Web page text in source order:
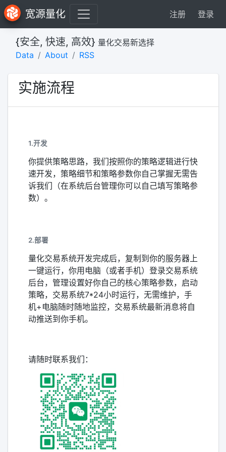
宽源量化 注册 登录
{安全, 快速, 高效} 量化交易新选择
Data
About RSS
实施流程
1.开发
你提供策略思路， 我们按照你的策略逻辑进行快
速开发， 策略细节和策略参数你自己掌握无需告
诉我们（在系统后台管理你可以自己填写策略参
数） 。
2.部署
量化交易系统开发完成后，复制到你的服务器上
一键运行，你用电脑（或者手机）登录交易系统
后台，管理设置好你自己的核心策略参数，启动
策略，交易系统7*24小时运行，无需维护，手
机+电脑随时随地监控，交易系统最新消息将自
动推送到你手机。
请随时联系我们：